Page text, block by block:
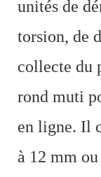
unités de
torsion, de
collecte du
rond muti
en ligne. Il
à 12 mm